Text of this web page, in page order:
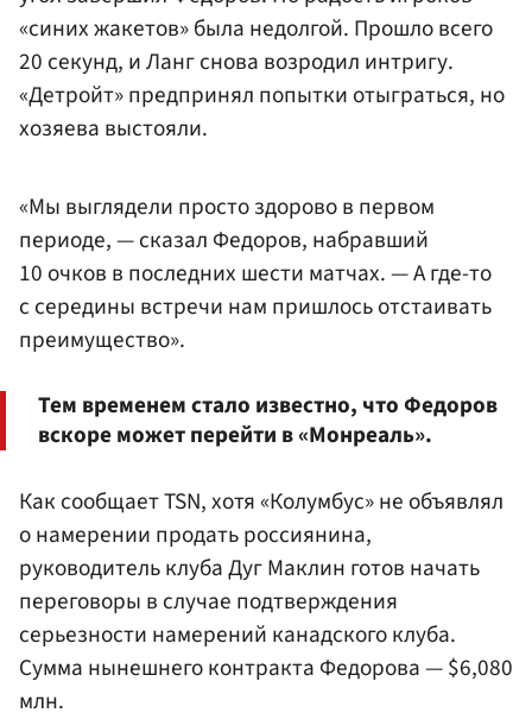
«синих жакетов» была недолгой. Прошло всего
20 секунд, и Ланг снова возродил интригу.
«Детройт» предпринял попытки отыграться, но
хозяева выстояли.
«Мы выглядели просто здорово в первом
периоде, — сказал Федоров, набравший
10 очков в последних шести матчах. — А где-то
с середины встречи нам пришлось отстаивать
преимущество».
Тем временем стало известно, что Федоров
вскоре может перейти в «Монреаль».
Как сообщает TSN, хотя «Колумбус» не объявлял
о намерении продать россиянина,
руководитель клуба Дуг Маклин готов начать
переговоры в случае подтверждения
серьезности намерений канадского клуба.
Сумма нынешнего контракта Федорова — $6,080
млн.